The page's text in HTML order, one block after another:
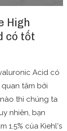
High
có tốt
Acid có
tâm bởi
thì chúng ta
nhiên, bạn
1.5% của Kiehl's